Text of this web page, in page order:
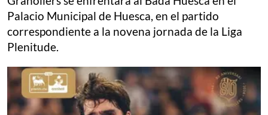
Palacio Municipal de Huesca, en el partido
correspondiente a la novena jornada de la Liga
Plenitude.